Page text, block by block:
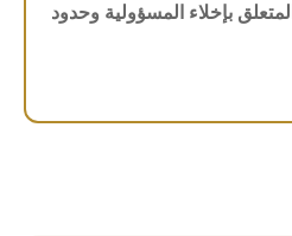
المتعلق بإخلاء المسؤولية وحدود